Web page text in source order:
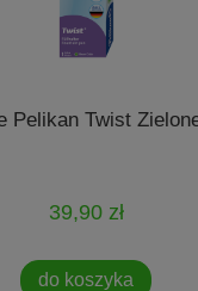
Pelikan Twist
39,90 zł
do koszyka